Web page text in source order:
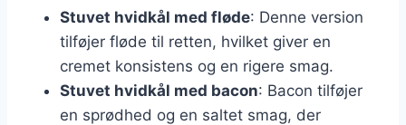
Stuvet hvidkål med fløde: Denne version
tilføjer fløde til retten, hvilket giver en
cremet konsistens og en rigere smag.
Stuvet hvidkål med bacon: Bacon tilføjer
en sprødhed og en saltet smag, der